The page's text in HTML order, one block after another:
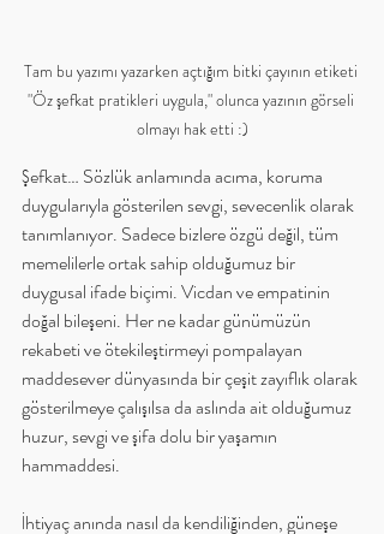
Tam bu yazımı yazarken açtığım bitki çayının etiketi
"Öz şefkat pratikleri uygula," olunca yazının görseli
olmayı hak etti :)
Şefkat… Sözlük anlamında acıma, koruma
duygularıyla gösterilen sevgi, sevecenlik olarak
tanımlanıyor. Sadece bizlere özgü değil, tüm
memelilerle ortak sahip olduğumuz bir
duygusal ifade biçimi. Vicdan ve empatinin
doğal bileşeni. Her ne kadar günümüzün
rekabeti ve ötekileştirmeyi pompalayan
maddesever dünyasında bir çeşit zayıflık olarak
gösterilmeye çalışılsa da aslında ait olduğumuz
huzur, sevgi ve şifa dolu bir yaşamın
hammaddesi.
İhtiyaç anında nasıl da kendiliğinden, güneşe